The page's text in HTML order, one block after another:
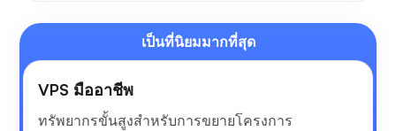
เป็นที่นิยมมากที่สุด
VPS มืออาชีพ
ทรัพยากรขั้นสูงสำหรับการขยายโครงการ